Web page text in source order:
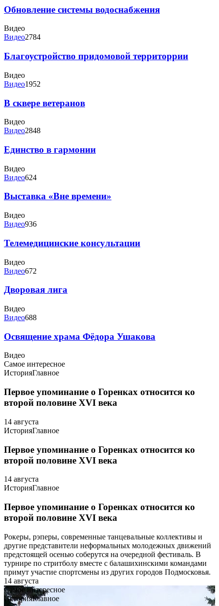
Обновление системы водоснабжения
Видео
Видео2784
Благоустройство придомовой территоррии
Видео
Видео1952
В сквере ветеранов
Видео
Видео2848
Единство в гармонии
Видео
Видео624
Выставка «Вне времени»
Видео
Видео936
Телемедицинские консультации
Видео
Видео672
Дворовая лига
Видео
Видео688
Освящение храма Фёдора Ушакова
Видео
Самое интересное
ИсторияГлавное
Первое упоминание о Горенках относится ко
второй половине XVI века
14 августа
ИсторияГлавное
Первое упоминание о Горенках относится ко
второй половине XVI века
14 августа
ИсторияГлавное
Первое упоминание о Горенках относится ко
второй половине XVI века
Рокеры, рэперы, современные танцевальные коллективы и
другие представители неформальных молодежных движений
предстоящей осенью соберутся на очередной фестиваль. В
турнире по стритболу вместе с балашихинскими командами
примут участие спортсмены из других городов Подмосковья.
14 августа
Самое интересное
ИсторияГлавное